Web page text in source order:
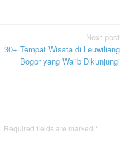
Next post
30+ Tempat Wisata di Leuwiliang
Bogor yang Wajib Dikunjungi
Required fields are marked *